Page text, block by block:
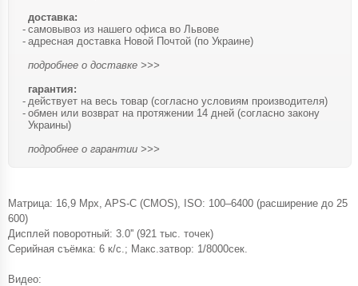
доставка:
самовывоз из нашего офиса во Львове
адресная доставка Новой Почтой (по Украине)
подробнее о доставке >>>
гарантия:
действует на весь товар (согласно условиям производителя)
обмен или возврат на протяжении 14 дней (согласно закону
Украины)
подробнее о гарантии >>>
Матрица: 16,9 Mpx, APS-C (CMOS), ISO: 100–6400 (расширение до 25
600)
Дисплей поворотный: 3.0'' (921 тыс. точек)
Серийная съёмка: 6 к/с.; Макс.затвор: 1/8000сек.
Видео: